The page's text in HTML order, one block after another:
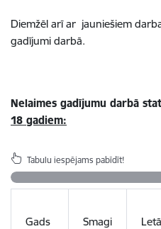
Diemžēl arī ar jauniešiem
gadījumi darbā.
Nelaimes gadījumu darbā
18 gadiem:
Tabulu iespējams pabīdīt!
Gads Smagi